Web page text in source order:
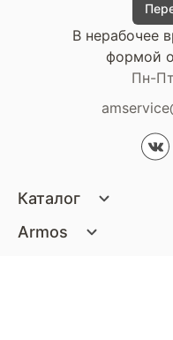
Каталог
Кровати
Armos
В нерабочее
формой
Пн-